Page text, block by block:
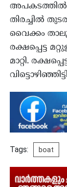
തിരച്ചിൽ
വൈക്കം
രക്ഷപ്പെട്ട
മാറ്റി.
Tags: boat